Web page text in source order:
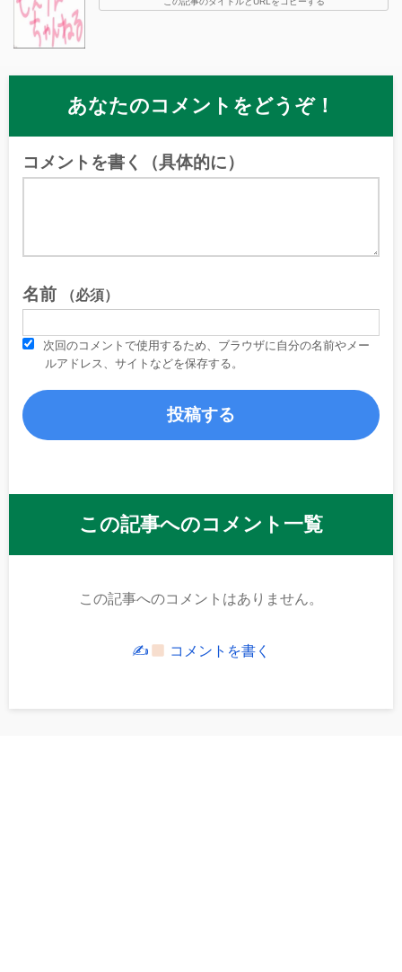
あなたのコメントをどうぞ！
コメントを書く（具体的に）
名前 （必須）
次回のコメントで使用するため、ブラウザに自分の名前やメー
ルアドレス、サイトなどを保存する。
この記事へのコメント一覧
この記事へのコメントはありません。
✍ コメントを書く